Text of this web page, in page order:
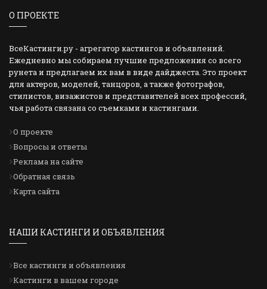
О ПРОЕКТЕ
ВсеКастинги.ру - агрегатор кастингов и объявлений.
Ежедневно мы собираем лучшие предложения со всего
рунета и предлагаем их вам в виде дайджеста. Это проект
для актеров, моделей, танцоров, а также фотографов,
стилистов, визажистов и представителей всех профессий,
чья работа связана со съемками и кастингами.
О проекте
Вопросы и ответы
Реклама на сайте
Обратная связь
Карта сайта
НАШИ КАСТИНГИ И ОБЪЯВЛЕНИЯ
Все кастинги и объявления
Кастинги в вашем городе